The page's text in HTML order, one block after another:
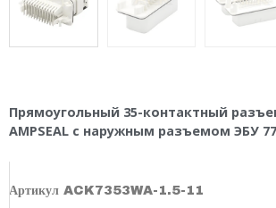
Прямоугольный 35-контактный
AMPSEAL с наружным разъемом ЭБУ
Артикул ACK7353WA-1.5-11